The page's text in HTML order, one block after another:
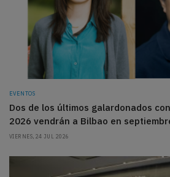
EVENTOS
Dos de los últimos galardonados
2026 vendrán a Bilbao en
VIERNES, 24 JUL 2026